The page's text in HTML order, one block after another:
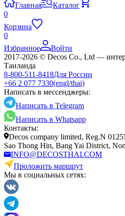
Главная
Каталог
0
Корзина
0
Избранное
Войти
2017-2026 © Decos Co., Ltd —
Таиланда
8-800-511-8418Для России
+66 2 077 7330(engl/thai)
Написать в мессенджеры:
Написать в Telegram
Написать в Whatsapp
Контакты:
Decos company limited, Reg.N
Sao Thong Hin, Bang Yai District,
INFO@DECOSTHAI.COM
Проложить маршрут
Мы в социальных сетях: